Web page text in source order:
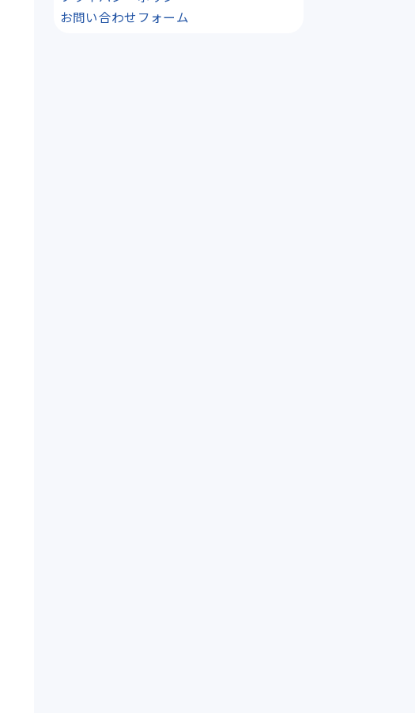
お問い合わせフォーム